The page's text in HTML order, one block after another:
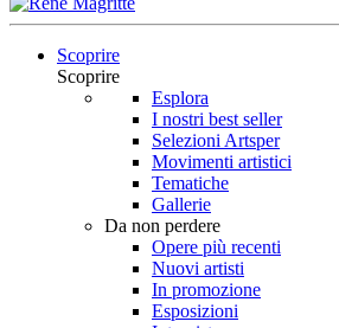
Scoprire
Scoprire
Esplora
I nostri best seller
Selezioni Artsper
Movimenti artistici
Tematiche
Gallerie
Da non perdere
Opere più recenti
Nuovi artisti
In promozione
Esposizioni